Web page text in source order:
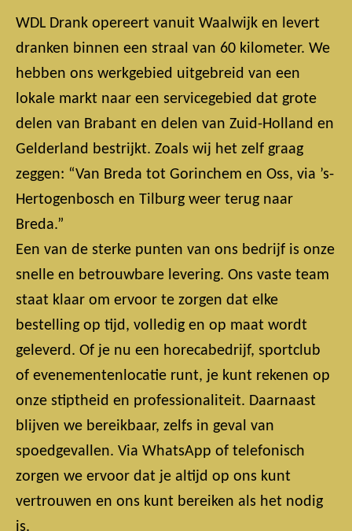
WDL Drank opereert vanuit Waalwijk en levert
dranken binnen een straal van 60 kilometer. We
hebben ons werkgebied uitgebreid van een
lokale markt naar een servicegebied dat grote
delen van Brabant en delen van Zuid-Holland en
Gelderland bestrijkt. Zoals wij het zelf graag
zeggen: “Van Breda tot Gorinchem en Oss, via ’s-
Hertogenbosch en Tilburg weer terug naar
Breda.”
Een van de sterke punten van ons bedrijf is onze
snelle en betrouwbare levering. Ons vaste team
staat klaar om ervoor te zorgen dat elke
bestelling op tijd, volledig en op maat wordt
geleverd. Of je nu een horecabedrijf, sportclub
of evenementenlocatie runt, je kunt rekenen op
onze stiptheid en professionaliteit. Daarnaast
blijven we bereikbaar, zelfs in geval van
spoedgevallen. Via WhatsApp of telefonisch
zorgen we ervoor dat je altijd op ons kunt
vertrouwen en ons kunt bereiken als het nodig
is.